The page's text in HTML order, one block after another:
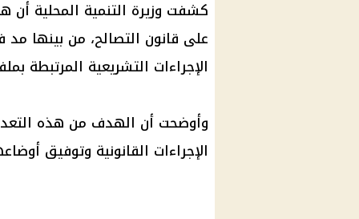
كشفت وزيرة التنمية المحلية أن
على قانون التصالح، من بينها مد
الإجراءات التشريعية المرتبطة
وأوضحت أن الهدف من هذه
الإجراءات القانونية وتوفيق